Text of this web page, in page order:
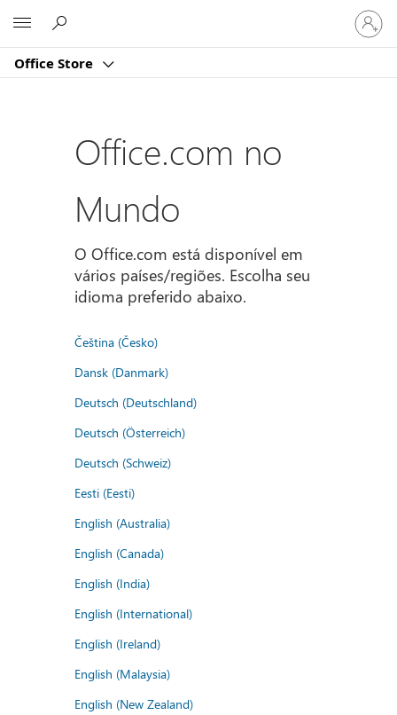
Office Store
Entre
em
sua
Office.com no
Mundo
O Office.com está disponível em
vários países/regiões. Escolha seu
idioma preferido abaixo.
Čeština (Česko)
Dansk (Danmark)
Deutsch (Deutschland)
Deutsch (Österreich)
Deutsch (Schweiz)
Eesti (Eesti)
English (Australia)
English (Canada)
English (India)
English (International)
English (Ireland)
English (Malaysia)
English (New Zealand)